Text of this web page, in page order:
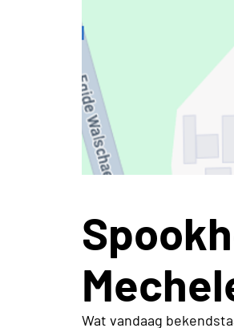
Wat vandaag